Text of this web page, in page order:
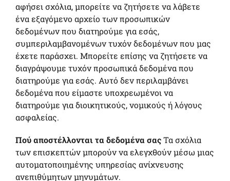
αφήσει σχόλια, μπορείτε να ζητήσετε να λάβετε
ένα εξαγόμενο αρχείο των προσωπικών
δεδομένων που διατηρούμε για εσάς,
συμπεριλαμβανομένων τυχόν δεδομένων που μας
έχετε παράσχει. Μπορείτε επίσης να ζητήσετε να
διαγράψουμε τυχόν προσωπικά δεδομένα που
διατηρούμε για εσάς. Αυτό δεν περιλαμβάνει
δεδομένα που είμαστε υποχρεωμένοι να
διατηρούμε για διοικητικούς, νομικούς ή λόγους
ασφαλείας.
Πού αποστέλλονται τα δεδομένα σαςΤα σχόλια
των επισκεπτών μπορούν να ελεγχθούν μέσω μιας
αυτοματοποιημένης υπηρεσίας ανίχνευσης
ανεπιθύμητων μηνυμάτων.